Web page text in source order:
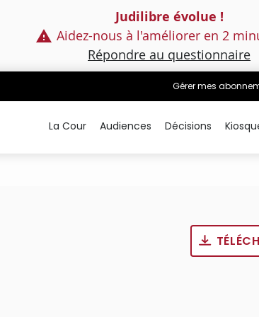
Judilibre évolue !
Aidez-nous à l'améliorer en 2
Répondre au questionnaire
Gérer mes
La Cour Audiences Décisions